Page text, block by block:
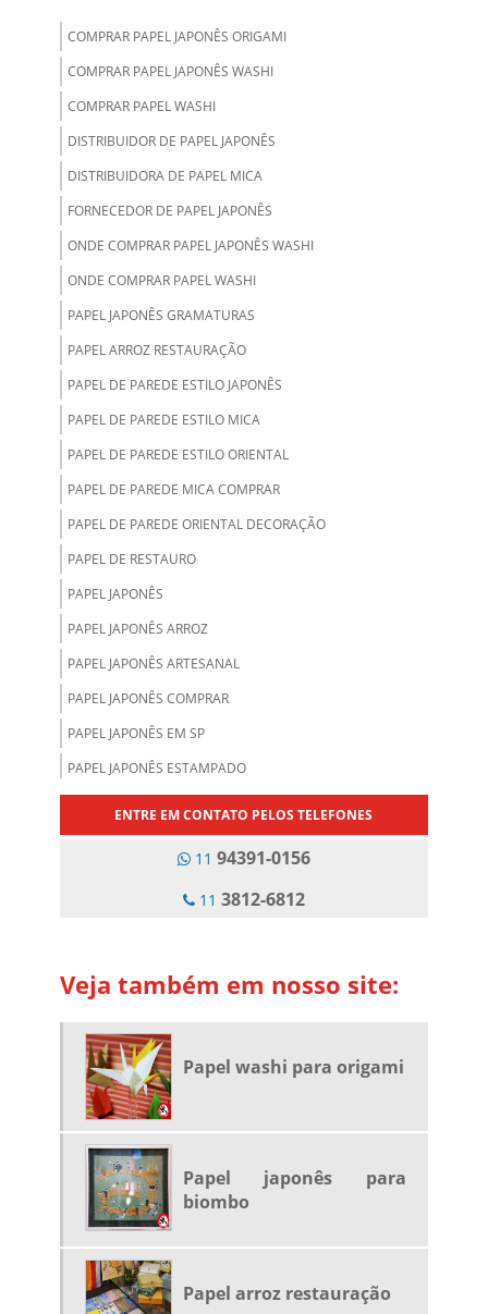
COMPRAR PAPEL JAPONÊS ORIGAMI
COMPRAR PAPEL JAPONÊS WASHI
COMPRAR PAPEL WASHI
DISTRIBUIDOR DE PAPEL JAPONÊS
DISTRIBUIDORA DE PAPEL MICA
FORNECEDOR DE PAPEL JAPONÊS
ONDE COMPRAR PAPEL JAPONÊS WASHI
ONDE COMPRAR PAPEL WASHI
PAPEL JAPONÊS GRAMATURAS
PAPEL ARROZ RESTAURAÇÃO
PAPEL DE PAREDE ESTILO JAPONÊS
PAPEL DE PAREDE ESTILO MICA
PAPEL DE PAREDE ESTILO ORIENTAL
PAPEL DE PAREDE MICA COMPRAR
PAPEL DE PAREDE ORIENTAL DECORAÇÃO
PAPEL DE RESTAURO
PAPEL JAPONÊS
PAPEL JAPONÊS ARROZ
PAPEL JAPONÊS ARTESANAL
PAPEL JAPONÊS COMPRAR
PAPEL JAPONÊS EM SP
PAPEL JAPONÊS ESTAMPADO
PAPEL JAPONÊS NATURAL
PAPEL JAPONÊS ONDE COMPRAR SP
PAPEL JAPONÊS PARA BIOMBO
PAPEL JAPONÊS PARA RESTAURAÇÃO DE LIVROS
PAPEL JAPONÊS RESTAURO
PAPEL JAPONÊS TENGUJO
PAPEL JAPONÊS TRANSPARENTE
PAPEL JAPONÊS WASHI
PAPEL KOZO
PAPEL KOZO COMPRAR
PAPEL PARA RESTAURAÇÃO
ENTRE EM CONTATO PELOS TELEFONES
11 94391-0156
11 3812-6812
Veja também em nosso site:
Papel washi para origami
Papel japonês para
biombo
Papel arroz restauração